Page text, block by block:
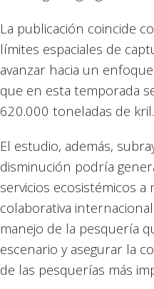
La publicación coincide
límites espaciales de
avanzar hacia un
que en esta temporada
620.000 toneladas de kril.
El estudio, además,
disminución podría
servicios ecosistémicos
colaborativa
manejo de la pesquería
escenario y asegurar la
de las pesquerías más